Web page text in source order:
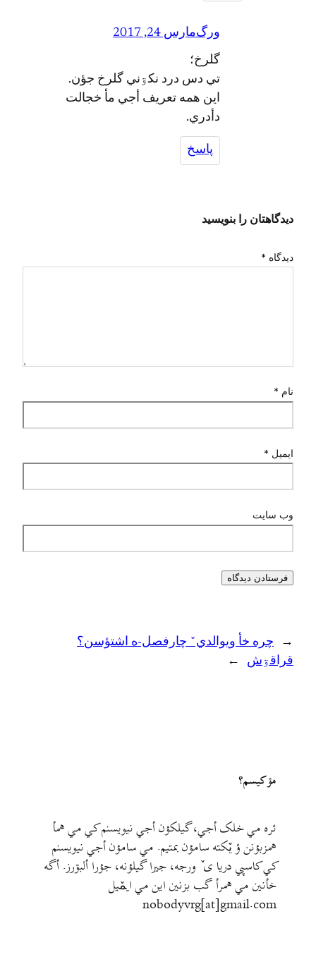
ورگمارس 24, 2017
گلرخ؛
تي دس درد نکۊني گلرخ جؤن.
اين همه تعريف أجي مأ خجالت
دأدري.
پاسخ
دیدگاهتان را بنویسید
دیدگاه *
نام *
ایمیل *
وب‌ سایت
←
چره خأ ویوالديˇ چارفصل-ه اشتؤسن؟
قراقۊش
→
مۊ کيسم؟
ئره مي خلک أجي، گيلکؤن أجي نيويسنم کي مي همأ
همزبؤنن ؤ يٚکته سامؤن بمتيم. مي سامؤن أجي نيويسنم
کي کاسپي دريا ی ٚ ورجه، جيرا گيلؤنه، جؤرا ألبۊرز. أگه
خأنين مي همرأ گب بزنين اين مي ايمٚیل‌ ‌
nobodyvrg[at]gmail.com